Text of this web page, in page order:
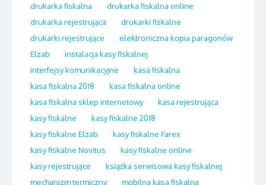
drukarka fiskalna
drukarka fiskalna online
drukarka rejestrująca
drukarki fiskalne
drukarki rejestrujące
elektroniczna kopia paragonów
Elzab
instalacja kasy fiskalnej
interfejsy komunikacyjne
kasa fiskalna
kasa fiskalna 2018
kasa fiskalna online
kasa fiskalna sklep internetowy
kasa rejestrująca
kasy fiskalne
kasy fiskalne 2018
kasy fiskalne Elzab
kasy fiskalne Farex
kasy fiskalne Novitus
kasy fiskalne online
kasy rejestrujące
książka serwisowa kasy fiskalnej
mechanizm termiczny
mobilna kasa fiskalna